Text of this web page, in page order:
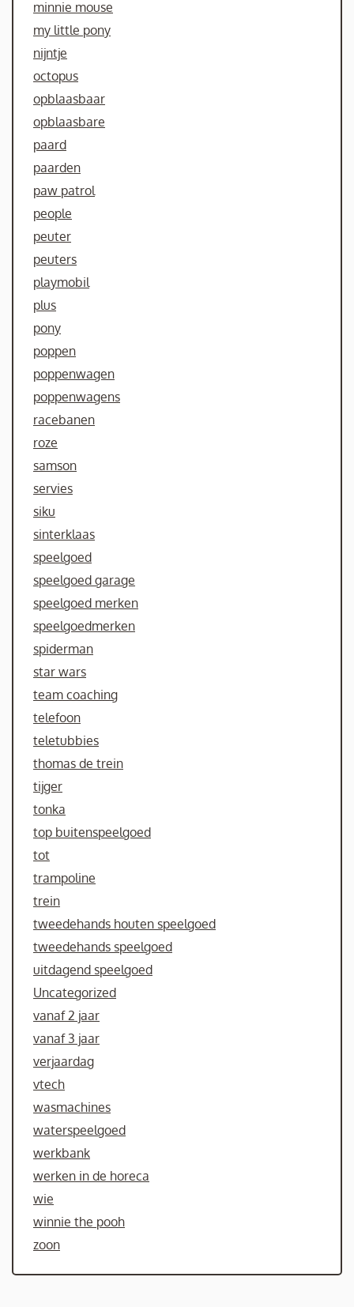
minnie mouse
my little pony
nijntje
octopus
opblaasbaar
opblaasbare
paard
paarden
paw patrol
people
peuter
peuters
playmobil
plus
pony
poppen
poppenwagen
poppenwagens
racebanen
roze
samson
servies
siku
sinterklaas
speelgoed
speelgoed garage
speelgoed merken
speelgoedmerken
spiderman
star wars
team coaching
telefoon
teletubbies
thomas de trein
tijger
tonka
top buitenspeelgoed
tot
trampoline
trein
tweedehands houten speelgoed
tweedehands speelgoed
uitdagend speelgoed
Uncategorized
vanaf 2 jaar
vanaf 3 jaar
verjaardag
vtech
wasmachines
waterspeelgoed
werkbank
werken in de horeca
wie
winnie the pooh
zoon